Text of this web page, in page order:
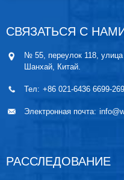
СВЯЗАТЬСЯ С
№ 55, переулок 118,
Шанхай, Китай.
Тел: +86 021-6436 6699-
Электронная почта:
РАССЛЕДОВАНИЕ